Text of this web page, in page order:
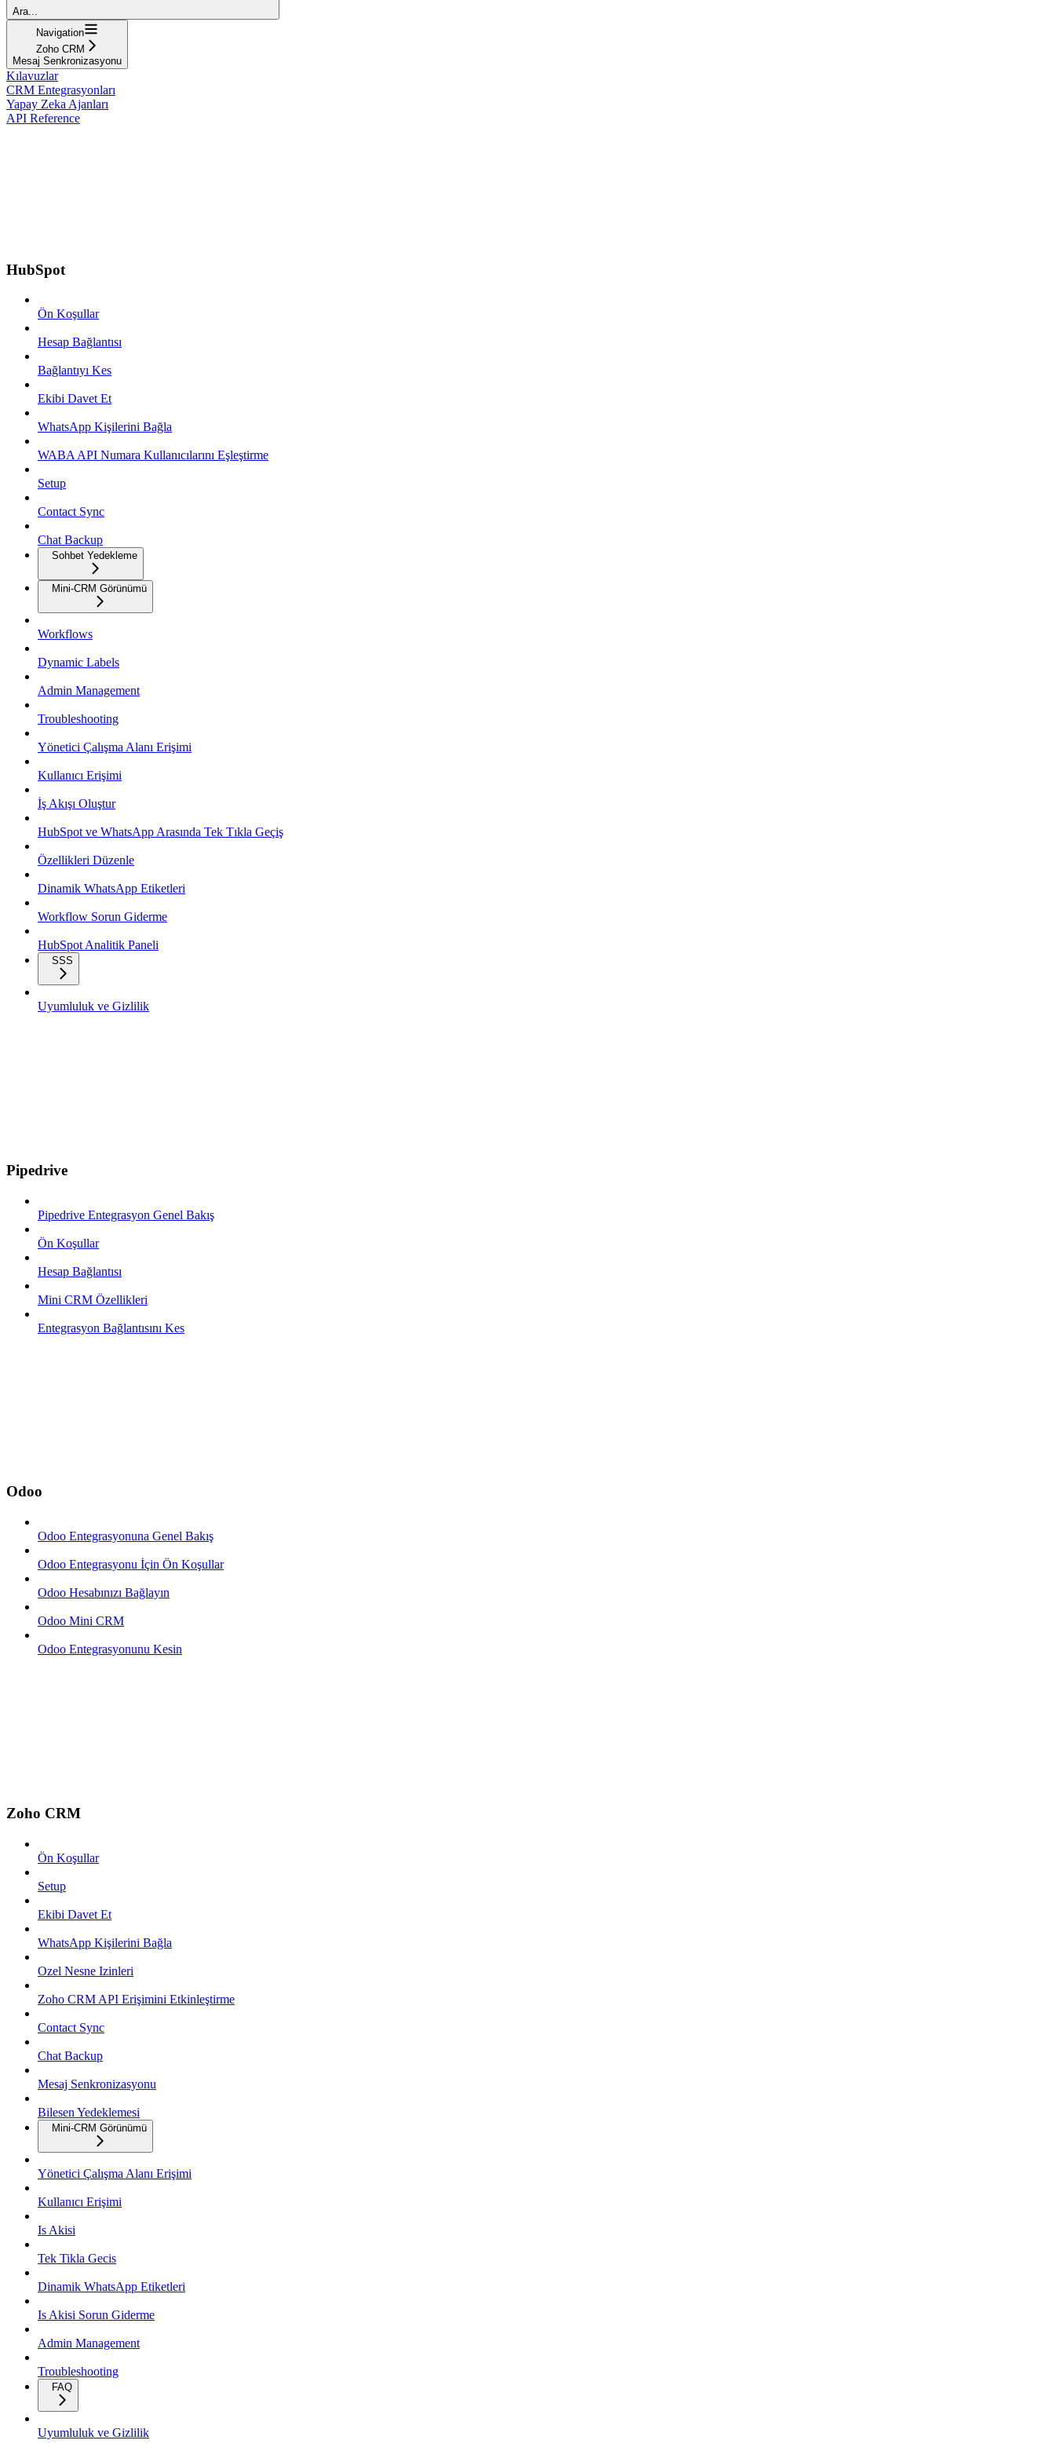
Ara...
Navigation
Zoho CRM
Mesaj Senkronizasyonu
Kılavuzlar
CRM Entegrasyonları
Yapay Zeka Ajanları
API Reference
HubSpot
Ön Koşullar
Hesap Bağlantısı
Bağlantıyı Kes
Ekibi Davet Et
WhatsApp Kişilerini Bağla
WABA API Numara Kullanıcılarını Eşleştirme
Setup
Contact Sync
Chat Backup
Sohbet Yedekleme
Mini-CRM Görünümü
Workflows
Dynamic Labels
Admin Management
Troubleshooting
Yönetici Çalışma Alanı Erişimi
Kullanıcı Erişimi
İş Akışı Oluştur
HubSpot ve WhatsApp Arasında Tek Tıkla Geçiş
Özellikleri Düzenle
Dinamik WhatsApp Etiketleri
Workflow Sorun Giderme
HubSpot Analitik Paneli
SSS
Uyumluluk ve Gizlilik
Pipedrive
Pipedrive Entegrasyon Genel Bakış
Ön Koşullar
Hesap Bağlantısı
Mini CRM Özellikleri
Entegrasyon Bağlantısını Kes
Odoo
Odoo Entegrasyonuna Genel Bakış
Odoo Entegrasyonu İçin Ön Koşullar
Odoo Hesabınızı Bağlayın
Odoo Mini CRM
Odoo Entegrasyonunu Kesin
Zoho CRM
Ön Koşullar
Setup
Ekibi Davet Et
WhatsApp Kişilerini Bağla
Ozel Nesne Izinleri
Zoho CRM API Erişimini Etkinleştirme
Contact Sync
Chat Backup
Mesaj Senkronizasyonu
Bilesen Yedeklemesi
Mini-CRM Görünümü
Yönetici Çalışma Alanı Erişimi
Kullanıcı Erişimi
Is Akisi
Tek Tikla Gecis
Dinamik WhatsApp Etiketleri
Is Akisi Sorun Giderme
Admin Management
Troubleshooting
FAQ
Uyumluluk ve Gizlilik